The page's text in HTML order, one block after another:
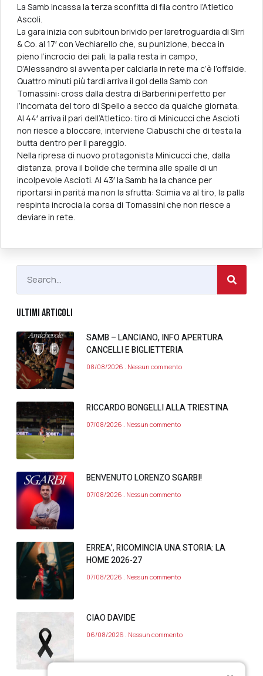
La Samb incassa la terza sconfitta di fila contro l’Atletico
Ascoli.
La gara inizia con subitoun brivido per laretroguardia di Sirri
& Co. al 17′ con Vechiarello che, su punizione, becca in
pieno l’incrocio dei pali, la palla resta in campo,
D’Alessandro si avventa per calciarla in rete ma c’è l’offside.
Quattro minuti più tardi arriva il gol della Samb con
Tomassini: cross dalla destra di Barberini perfetto per
l’incornata del toro di Spello a secco da qualche giornata.
Al 44′ arriva il pari dell’Atletico: tiro di Minicucci che Ascioti
non riesce a bloccare, interviene Ciabuschi che di testa la
butta dentro per il pareggio.
Nella ripresa di nuovo protagonista Minicucci che, dalla
distanza, prova il bolide che termina alle spalle di un
incolpevole Ascioti. Al 43′ la Samb ha la chance per
riportarsi in parità ma non la sfrutta: Scimia va al tiro, la palla
respinta incrocia la corsa di Tomassini che non riesce a
deviare in rete.
ULTIMI ARTICOLI
SAMB – LANCIANO, INFO APERTURA
CANCELLI E BIGLIETTERIA
08/08/2026 Nessun commento
RICCARDO BONGELLI ALLA TRIESTINA
07/08/2026 Nessun commento
BENVENUTO LORENZO SGARBI!
07/08/2026 Nessun commento
ERREA’, RICOMINCIA UNA STORIA: LA
HOME 2026-27
07/08/2026 Nessun commento
CIAO DAVIDE
06/08/2026 Nessun commento